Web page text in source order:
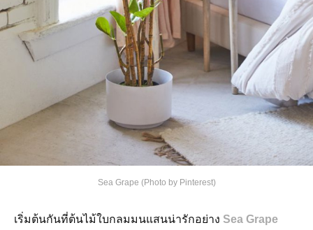
Sea Grape (Photo by Pinterest)
เริ่มต้นกันที่ต้นไม้ใบกลมมนแสนน่ารักอย่าง Sea Grape